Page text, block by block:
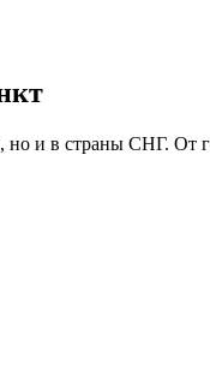
но и в страны СНГ. От